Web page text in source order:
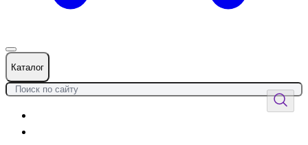
Каталог